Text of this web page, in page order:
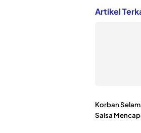
Artikel
Korban
Salsa